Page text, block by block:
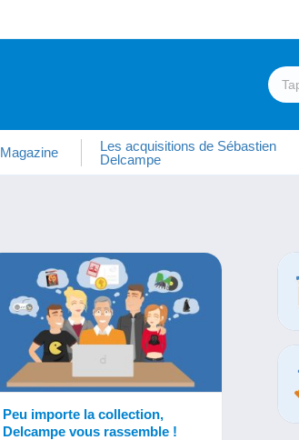
Magazine
Les acquisitions de Sébastien
Delcampe
Peu importe la collection,
Delcampe vous rassemble !